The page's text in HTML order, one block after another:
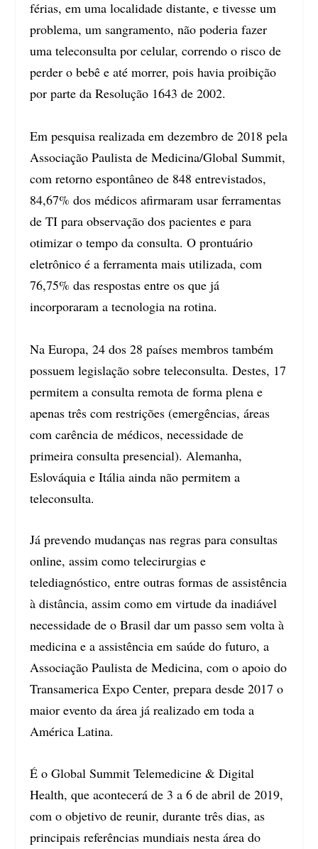
férias, em uma localidade distante, e tivesse um
problema, um sangramento, não poderia fazer
uma teleconsulta por celular, correndo o risco de
perder o bebê e até morrer, pois havia proibição
por parte daResolução 1643 de 2002.
Em pesquisa realizada em dezembro de 2018 pela
Associação Paulista de Medicina/Global Summit,
com retorno espontâneo de 848 entrevistados,
84,67% dos médicos afirmaram usar ferramentas
de TI para observação dos pacientes e para
otimizar o tempo da consulta. O prontuário
eletrônico é a ferramenta mais utilizada, com
76,75% das respostas entre os que já
incorporaram a tecnologia na rotina.
Na Europa, 24 dos 28 países membros também
possuem legislação sobre teleconsulta. Destes, 17
permitem a consulta remota de forma plena e
apenas três com restrições (emergências, áreas
com carência de médicos, necessidade de
primeira consulta presencial). Alemanha,
Eslováquia e Itália ainda não permitem a
teleconsulta.
Já prevendo mudanças nas regras para consultas
online, assim como telecirurgias e
telediagnóstico, entre outras formas de assistência
à distância, assim como em virtude da inadiável
necessidade de o Brasil dar um passo sem volta à
medicina e a assistência em saúde do futuro, a
Associação Paulista de Medicina, com o apoio do
Transamerica Expo Center, prepara desde 2017 o
maior evento da área já realizado em toda a
América Latina.
É o Global Summit Telemedicine & Digital
Health, que acontecerá de 3 a 6 de abril de 2019,
com o objetivo de reunir, durante três dias, as
principais referências mundiais nesta área do